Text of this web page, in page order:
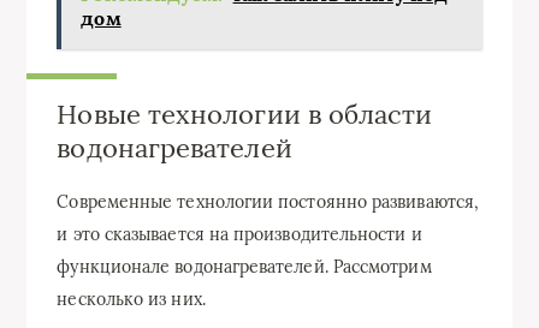
дом
Новые технологии в области
водонагревателей
Современные технологии постоянно развиваются,
и это сказывается на производительности и
функционале водонагревателей. Рассмотрим
несколько из них.